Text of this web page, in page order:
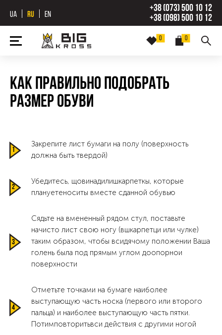
UA RU EN
+38 (073) 500 10 12
+38 (098) 500 10 12
0
0
Как правильно подобрать
размер обуви
Закрепите лист бумаги на полу (поверхность
должна быть твердой)
Убедитесь, щовинадилишкарпеткы, которые
плануетеноситы вместе сданной обувью
Сядьте на вмененный рядом стул, поставьте
начисто лист свою ногу (вшкарпетци или чулке)
таким образом, чтобы всидячому положении Ваша
голень была под прямым углом доопорнои
поверхности
Отметьте точками на бумаге наиболее
выступающую часть носка (первого или второго
пальца) и наиболее выступающую часть пятки.
Потимповторитьвси действия с другими ногой